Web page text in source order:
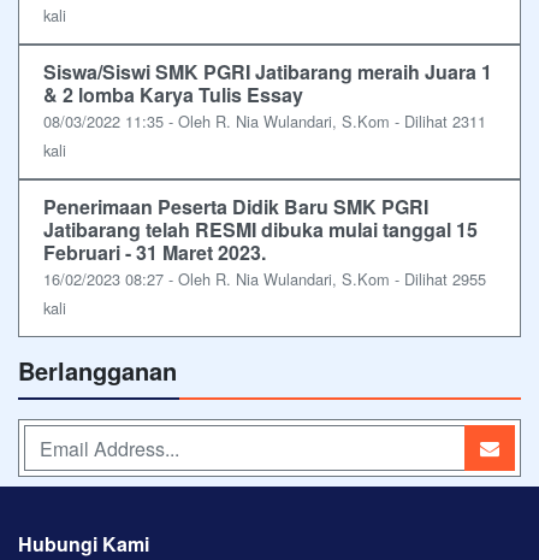
kali
Siswa/Siswi SMK PGRI Jatibarang meraih Juara 1
& 2 lomba Karya Tulis Essay
08/03/2022 11:35 - Oleh R. Nia Wulandari, S.Kom - Dilihat 2311
kali
Penerimaan Peserta Didik Baru SMK PGRI
Jatibarang telah RESMI dibuka mulai tanggal 15
Februari - 31 Maret 2023.
16/02/2023 08:27 - Oleh R. Nia Wulandari, S.Kom - Dilihat 2955
kali
Berlangganan
Hubungi Kami